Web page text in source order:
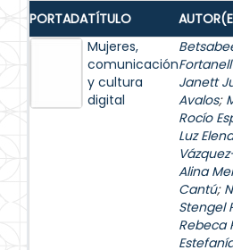
PORTADATÍTULO
Mujeres,
comunicación
y cultura
digital
Janett
Avalos;
Rocío
Luz Elena
Alina
Cantú;
Stengel
Rebeca